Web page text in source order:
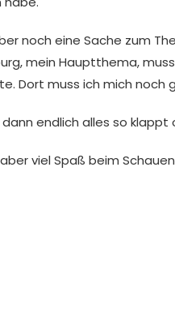
noch eine Sache zum
mein Hauptthema,
Dort muss ich mich noch
endlich alles so
viel Spaß beim